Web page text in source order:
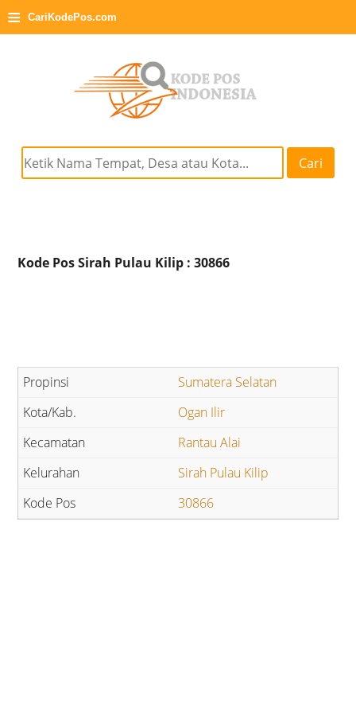
≡ CariKodePos.com
Cari
Kode Pos Sirah Pulau Kilip : 30866
Sumatera Selatan
Ogan Ilir
Rantau Alai
Sirah Pulau Kilip
30866